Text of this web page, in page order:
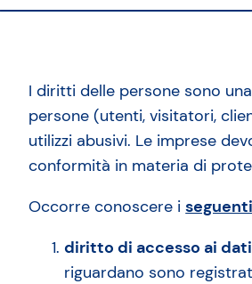
I diritti delle persone sono
persone (utenti, visitatori,
utilizzi abusivi. Le imprese
conformità in materia di
Occorre conoscere i
diritto di accesso ai
riguardano sono